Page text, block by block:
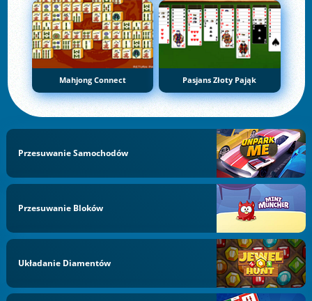
Mahjong Connect Pasjans Złoty Pająk
Przesuwanie Samochodów
Przesuwanie Bloków
Układanie Diamentów